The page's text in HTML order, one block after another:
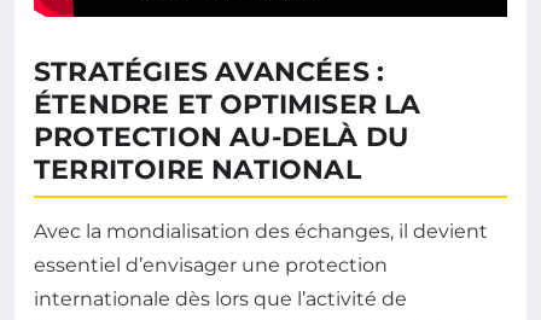
STRATÉGIES AVANCÉES :
ÉTENDRE ET OPTIMISER LA
PROTECTION AU-DELÀ DU
TERRITOIRE NATIONAL
Avec la mondialisation des échanges, il devient
essentiel d’envisager une protection
internationale dès lors que l’activité de